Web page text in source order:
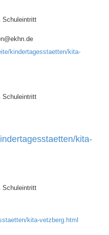
Schuleintritt
kindertagesstaetten/kita-
Schuleintritt
kita-
Schuleintritt
kita-vetzberg.html